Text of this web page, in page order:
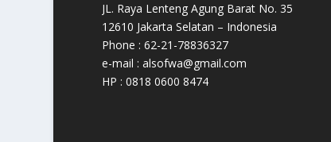
JL. Raya Lenteng Agung Barat No. 35
12610 Jakarta Selatan – Indonesia
Phone : 62-21-78836327
e-mail : alsofwa@gmail.com
HP : 0818 0600 8474